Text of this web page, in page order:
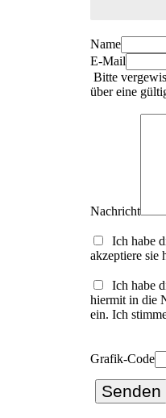
Name
E-Mail
Bitte
über eine
Nachricht
Ich habe
akzeptiere sie
Ich habe
hiermit in die
ein. Ich
Grafik-Code
Senden